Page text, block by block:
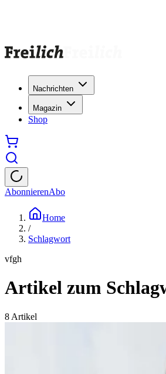
Nachrichten
Magazin
Shop
AbonnierenAbo
Home
/
Schlagwort
vfgh
Artikel zum
8 Artikel